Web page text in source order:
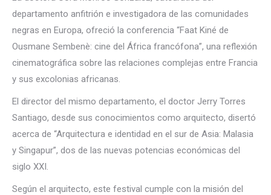
departamento anfitrión e investigadora de las comunidades
negras en Europa, ofreció la conferencia “Faat Kiné de
Ousmane Sembenè: cine del África francófona”, una reflexión
cinematográfica sobre las relaciones complejas entre Francia
y sus excolonias africanas.
El director del mismo departamento, el doctor Jerry Torres
Santiago, desde sus conocimientos como arquitecto, disertó
acerca de “Arquitectura e identidad en el sur de Asia: Malasia
y Singapur”, dos de las nuevas potencias económicas del
siglo XXI.
Según el arquitecto, este festival cumple con la misión del